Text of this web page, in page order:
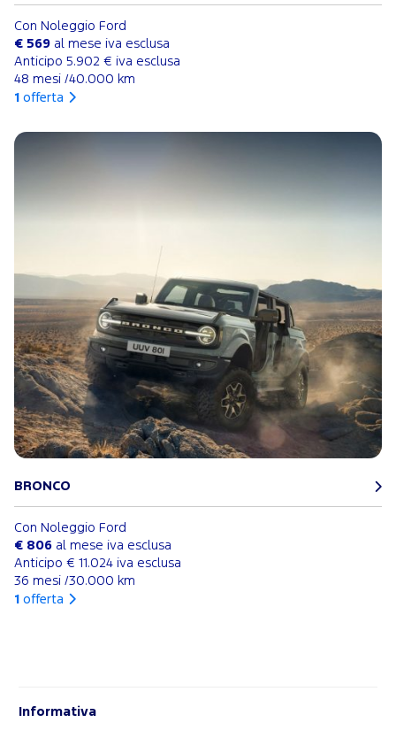
Con Noleggio Ford
€ 569 al mese iva esclusa
Anticipo 5.902 € iva esclusa
48 mesi /40.000 km
1 offerta
BRONCO
Con Noleggio Ford
€ 806 al mese iva esclusa
Anticipo € 11.024 iva esclusa
36 mesi /30.000 km
1 offerta
Informativa